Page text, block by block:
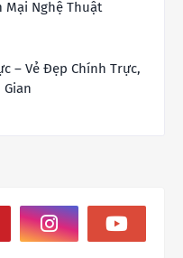
Mại Nghệ Thuật
– Vẻ Đẹp Chính Trực,
Gian